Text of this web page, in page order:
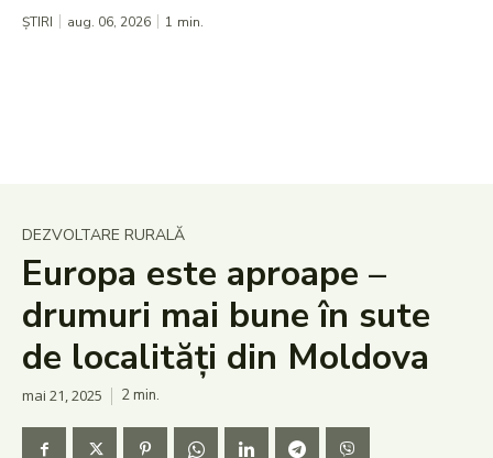
ȘTIRI aug. 06, 2026 1 min.